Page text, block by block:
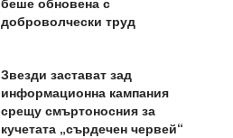
доброволчески труд
Звезди застават зад
информационна кампания
срещу смъртоносния за
кучетата „сърдечен червей“